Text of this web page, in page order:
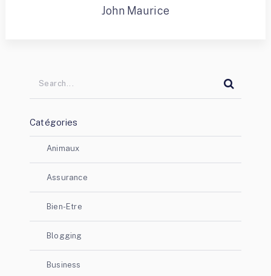
John Maurice
Catégories
Animaux
Assurance
Bien-Etre
Blogging
Business